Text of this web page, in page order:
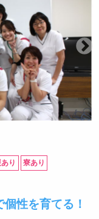
り 寮あり
性を育てる！